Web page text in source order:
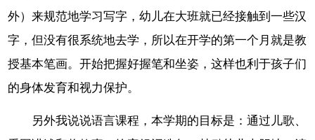
外）来规范地学习写字，幼儿在大班就已经接触到一些汉
字，但没有很系统地去学，所以在开学的第一个月就是教
授基本笔画。开始把握好握笔和坐姿，这样也利于孩子们
的身体发育和视力保护。
另外我说说语言课程，本学期的目标是：通过儿歌、